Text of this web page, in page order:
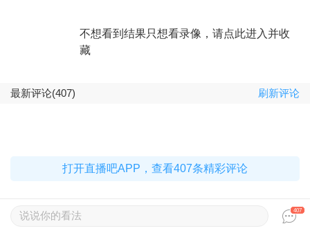
不想看到结果只想看录像，请点此进入并收
藏
最新评论(407) 刷新评论
打开直播吧APP，查看407条精彩评论
说说你的看法 407